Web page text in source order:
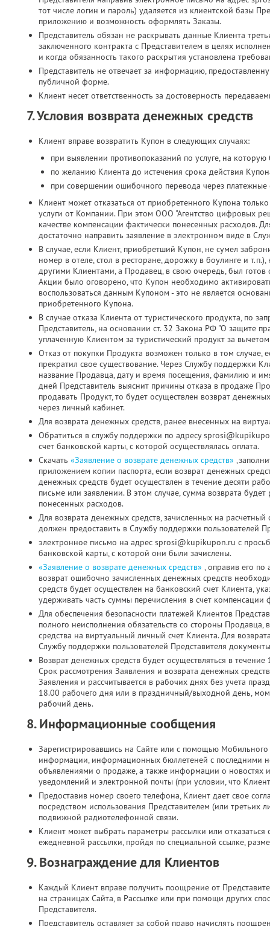
тот числе логин и пароль) удаляется из клиентской базы
приложению и возможность оформлять Заказы.
Представитель обязан не раскрывать данные Клиента
заключенного контракта с Представителем в целях
и когда обязанность такого раскрытия установлена
Представитель не отвечает за информацию,
публичной форме.
Клиент несет ответственность за достоверность
7. Условия возврата денежных средств
Клиент вправе возвратить Купон в следующих случаях:
при выявлении противопоказаний по услуге, на
по желанию Клиента до истечения срока действия
при совершении ошибочного перевода через платежные
Клиент может отказаться от приобретенного Купона
услуги от Компании. При этом ООО "Агентство цифровых
качестве компенсации фактически понесенных расходов.
достаточно направить заявление в электронном виде в
В случае, если Клиент, приобретший Купон, не сумел
номер в отеле, стол в ресторане, дорожку в боулинге и
другими Клиентами, а Продавец, в свою очередь, был готов
Акции было оговорено, что Купон необходимо
воспользоваться данным Купоном - это не является
приобретенного Купона.
В случае отказа Клиента от туристического продукта, по
Представитель, на основании ст. 32 Закона РФ "О защите
уплаченную Клиентом за туристический продукт за
Отказ от покупки Продукта возможен только в том
прекратил свое существование. Через Службу поддержки
название Продавца, дату и время посещения, фамилию и
дней Представитель выяснит причины отказа в продаже
продавать Продукт, то будет осуществлен возврат
через личный кабинет.
Для возврата денежных средств, ранее внесенных на
Обратиться в службу поддержки по адресу
счет банковской карты, с которой осуществлялась оплата.
Скачать «Заявление о возврате денежных средств»
приложением копии паспорта, если возврат денежных
денежных средств будет осуществлен в течение десяти
письме или заявлении. В этом случае, сумма возврата
понесенных расходов.
Для возврата денежных средств, зачисленных на
должен предоставить в Службу поддержки пользователей
электронное письмо на адрес sprosi@kupikupon.ru с
банковской карты, с которой они были зачислены.
«Заявление о возврате денежных средств» , оправив его
возврат ошибочно зачисленных денежных средств
средств будет осуществлен на банковский счет Клиента,
удерживать часть суммы перечисления в счет компенсации
Для обеспечения безопасности платежей Клиентов
полного неисполнения обязательств со стороны
средства на виртуальный личный счет Клиента. Для
Службу поддержки пользователей Представителя
Возврат денежных средств будет осуществляться в
Срок рассмотрения Заявления и возврата денежных
Заявления и рассчитывается в рабочих днях без учета
18.00 рабочего дня или в праздничный/выходной день,
рабочий день.
8. Информационные сообщения
Зарегистрировавшись на Сайте или с помощью
информации, информационных бюллетеней с последними
объявлениями о продаже, а также информации о новостях
уведомлений и электронной почты (при условии, что
Предоставив номер своего телефона, Клиент дает свое
посредством использования Представителем (или
подвижной радиотелефонной связи.​
Клиент может выбрать параметры рассылки или
ежедневной рассылки, пройдя по специальной ссылке,
9. Вознаграждение для Клиентов
Каждый Клиент вправе получить поощрение от
на страницах Сайта, в Рассылке или при помощи других
Представителя.
Представитель оставляет за собой право начислять